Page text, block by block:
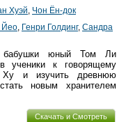
Хуэй, Чон Ён-док
Йео, Генри Голдинг, Сандра
бабушки юный Том Ли
ученики к говорящему
Ху и изучить древнюю
новым хранителем
Скачать и Смотреть